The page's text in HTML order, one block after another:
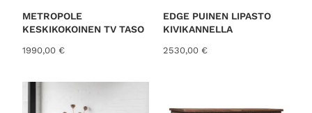
METROPOLE
KESKIKOKOINEN TV TASO
1990,00 €
EDGE PUINEN LIPASTO
KIVIKANNELLA
2530,00 €